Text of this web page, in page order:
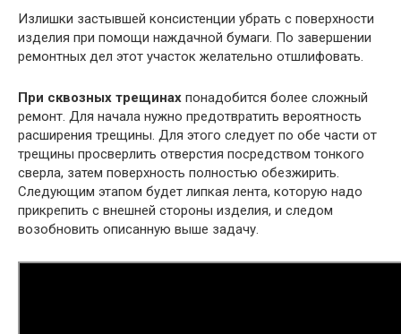
Излишки застывшей консистенции убрать с поверхности
изделия при помощи наждачной бумаги. По завершении
ремонтных дел этот участок желательно отшлифовать.
При сквозных трещинах понадобится более сложный
ремонт. Для начала нужно предотвратить вероятность
расширения трещины. Для этого следует по обе части от
трещины просверлить отверстия посредством тонкого
сверла, затем поверхность полностью обезжирить.
Следующим этапом будет липкая лента, которую надо
прикрепить с внешней стороны изделия, и следом
возобновить описанную выше задачу.